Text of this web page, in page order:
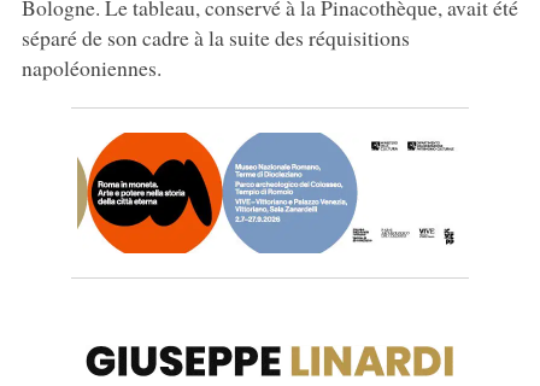
Bologne. Le tableau, conservé à la Pinacothèque, avait été
séparé de son cadre à la suite des réquisitions
napoléoniennes.